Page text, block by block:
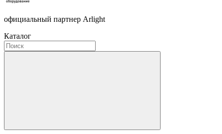
официальный партнер Arlight
Каталог